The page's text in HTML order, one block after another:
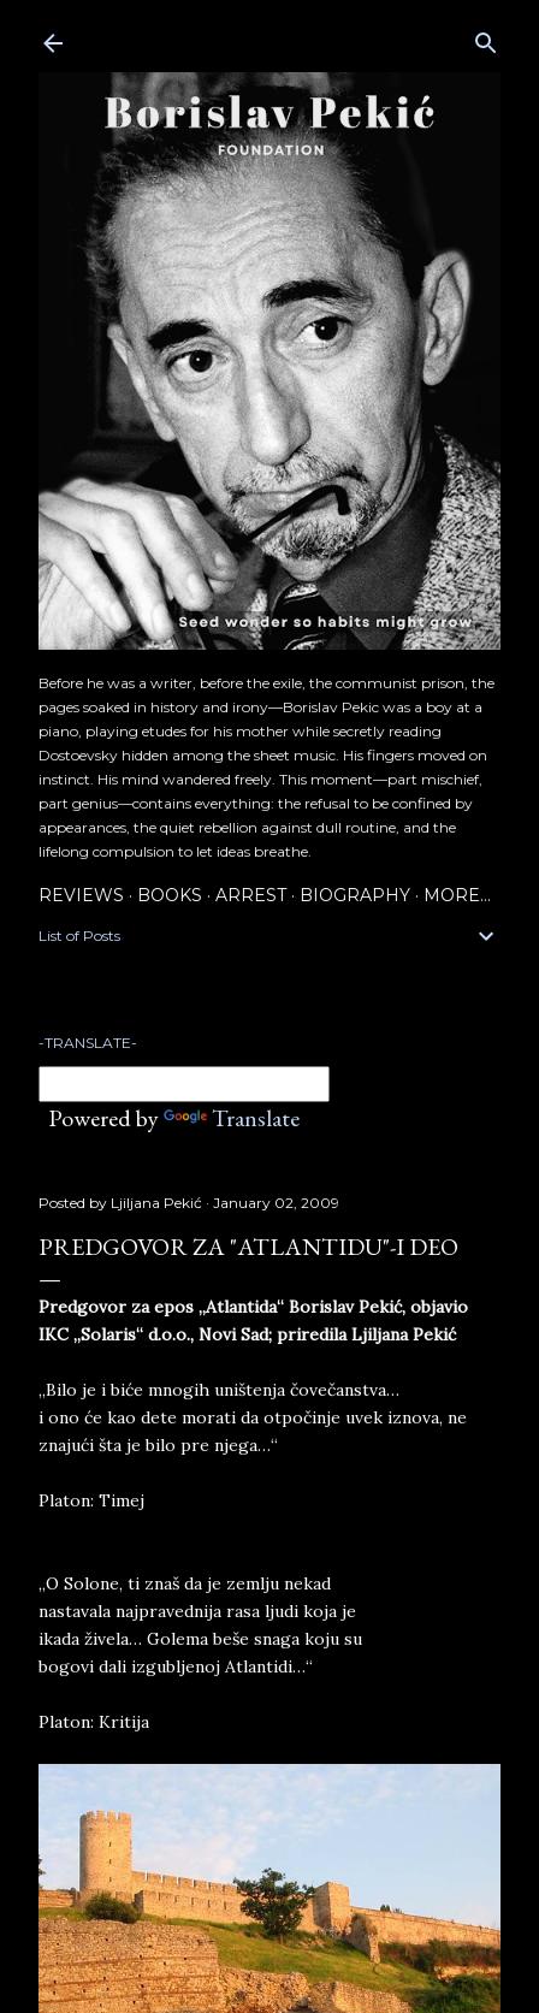
Before he was a writer, before the exile, the communist prison, the
pages soaked in history and irony—Borislav Pekic was a boy at a
piano, playing etudes for his mother while secretly reading
Dostoevsky hidden among the sheet music. His fingers moved on
instinct. His mind wandered freely. This moment—part mischief,
part genius—contains everything: the refusal to be confined by
appearances, the quiet rebellion against dull routine, and the
lifelong compulsion to let ideas breathe.
REVIEWS BOOKS ARREST BIOGRAPHY MORE…
List of Posts
-TRANSLATE-
Powered by Translate
Posted by Ljiljana Pekić January 02, 2009
PREDGOVOR ZA "ATLANTIDU"-I DEO
Predgovor za epos „Atlantida“ Borislav Pekić, objavio
IKC „Solaris“ d.o.o., Novi Sad; priredila Ljiljana Pekić
„Bilo je i biće mnogih uništenja čovečanstva…
i ono će kao dete morati da otpočinje uvek iznova, ne
znajući šta je bilo pre njega…“
Platon: Timej
„O Solone, ti znaš da je zemlju nekad
nastavala najpravednija rasa ljudi koja je
ikada živela… Golema beše snaga koju su
bogovi dali izgubljenoj Atlantidi…“
Platon: Kritija